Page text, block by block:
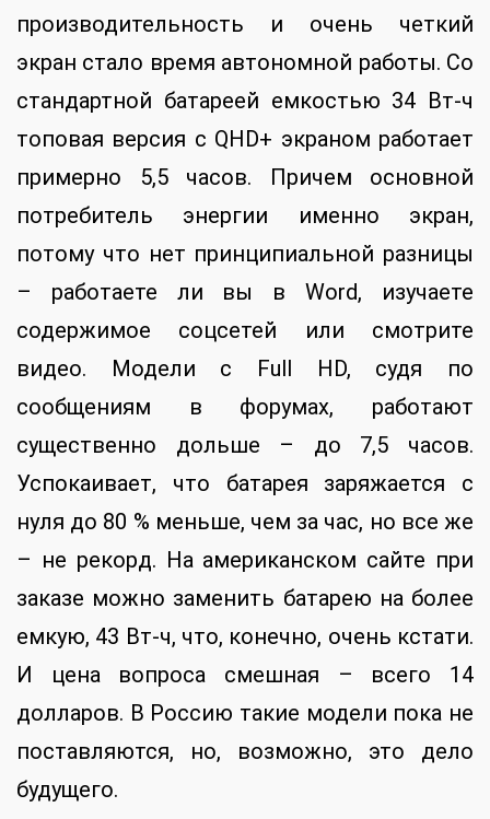
производительность и очень четкий
экран стало время автономной работы. Со
стандартной батареей емкостью 34 Вт-ч
топовая версия с QHD+ экраном работает
примерно 5,5 часов. Причем основной
потребитель энергии именно экран,
потому что нет принципиальной разницы
– работаете ли вы в Word, изучаете
содержимое соцсетей или смотрите
видео. Модели с Full HD, судя по
сообщениям в форумах, работают
существенно дольше – до 7,5 часов.
Успокаивает, что батарея заряжается с
нуля до 80 % меньше, чем за час, но все же
– не рекорд. На американском сайте при
заказе можно заменить батарею на более
емкую, 43 Вт-ч, что, конечно, очень кстати.
И цена вопроса смешная – всего 14
долларов. В Россию такие модели пока не
поставляются, но, возможно, это дело
будущего.